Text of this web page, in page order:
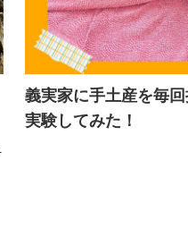
義実家に手土産を毎
実験してみた！